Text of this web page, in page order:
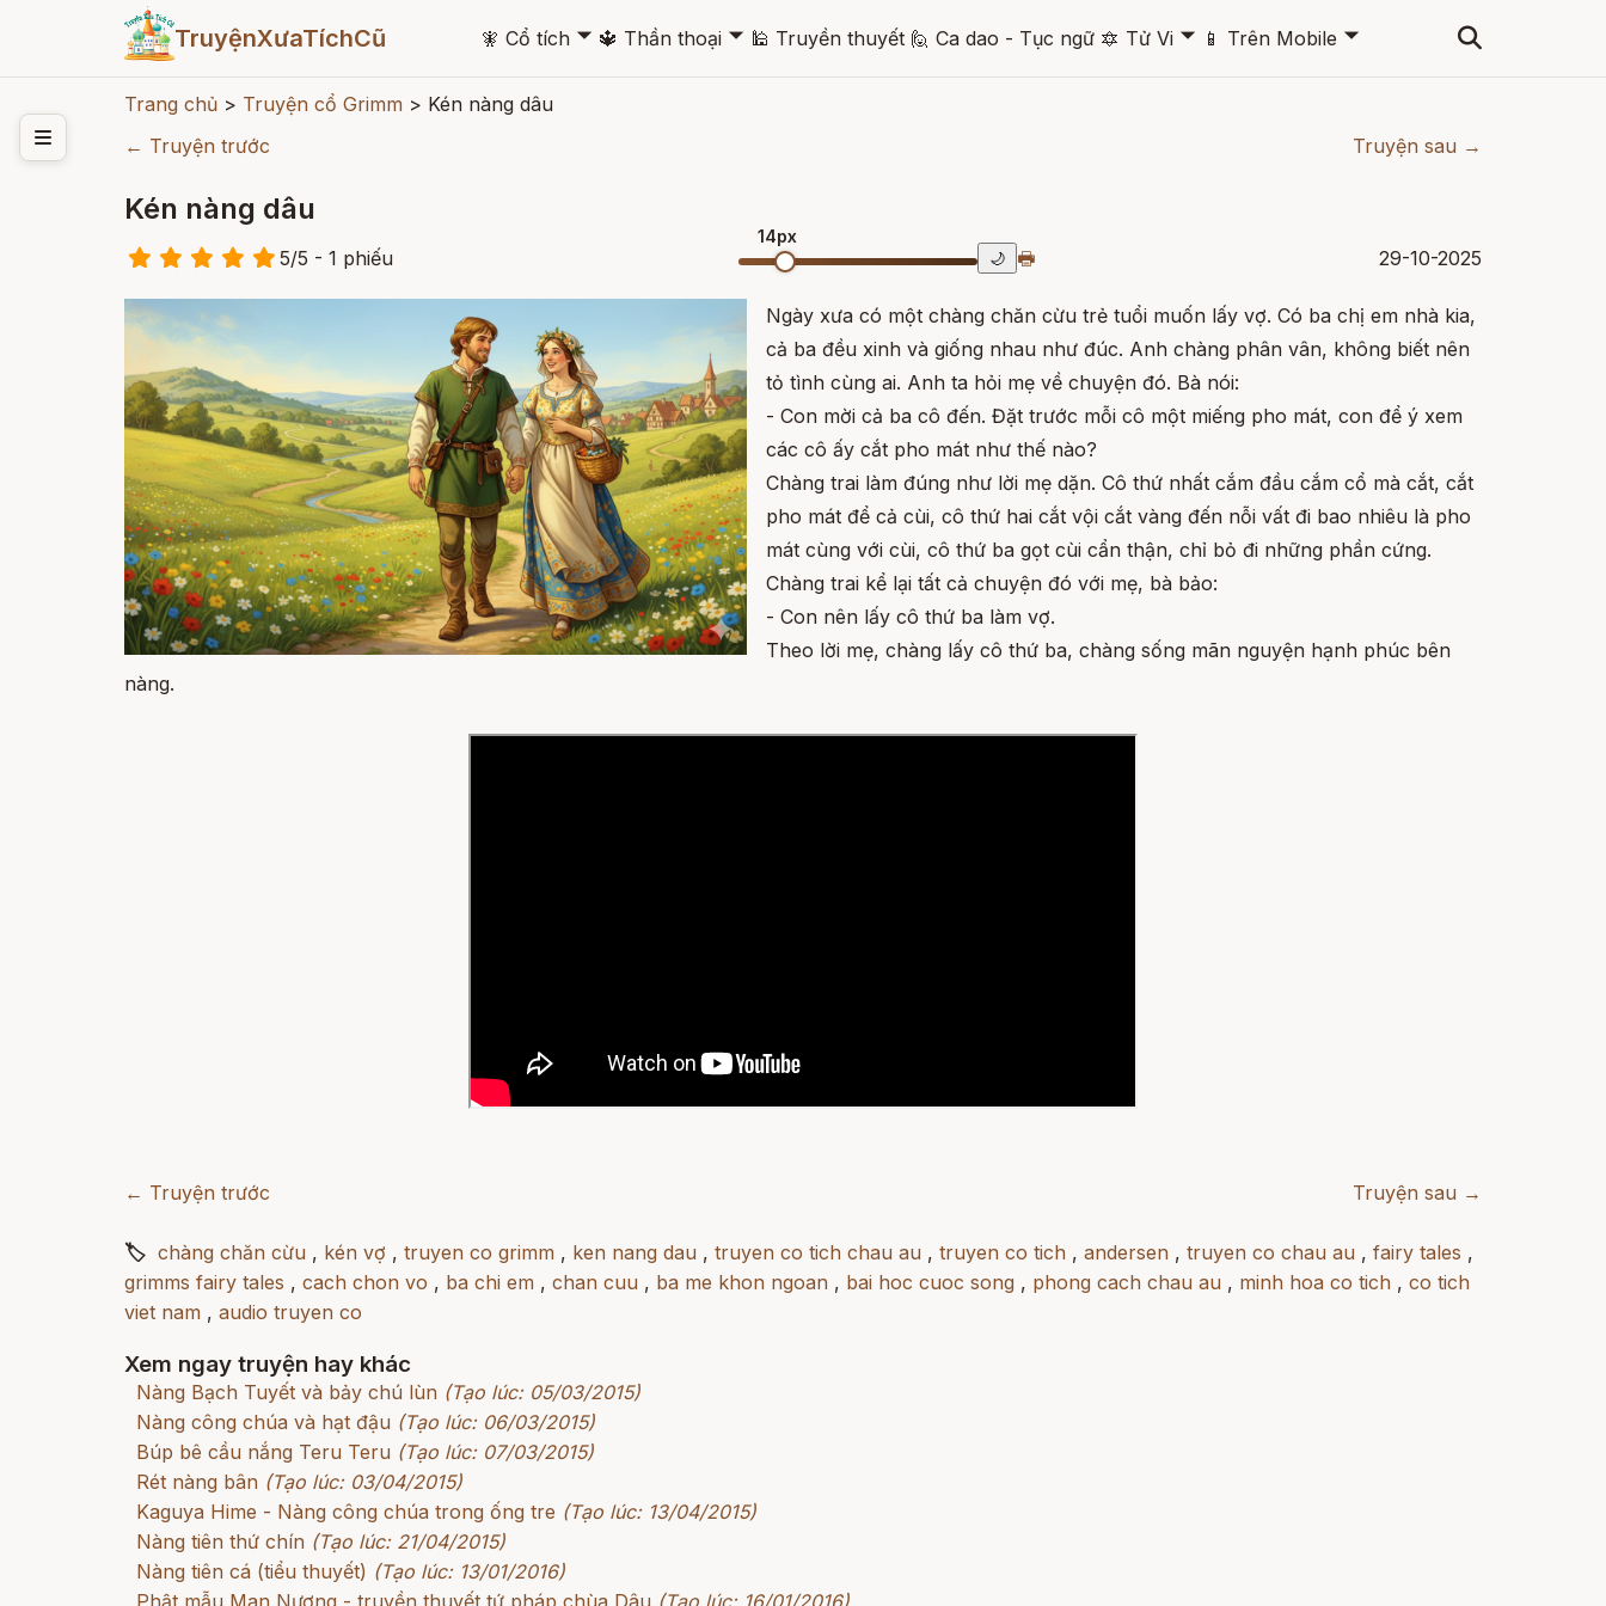
TruyệnXưaTíchCũ 🧚 Cổ tích 🞃 🔱 Thần thoại 🞃 🕌 Truyền thuyết 🙋 Ca dao - Tục ngữ 🔯 Tử Vi 🞃 📱 Trên Mobile 🞃
Trang chủ > Truyện cổ Grimm > Kén nàng dâu
← Truyện trước
Truyện sau →
Kén nàng dâu
5/5 - 1 phiếu
14px
🌙 🖶 29-10-2025
Ngày xưa có một chàng chăn cừu trẻ tuổi muốn lấy vợ. Có ba chị em nhà kia,
cả ba đều xinh và giống nhau như đúc. Anh chàng phân vân, không biết nên
tỏ tình cùng ai. Anh ta hỏi mẹ về chuyện đó. Bà nói:
- Con mời cả ba cô đến. Đặt trước mỗi cô một miếng pho mát, con để ý xem
các cô ấy cắt pho mát như thế nào?
Chàng trai làm đúng như lời mẹ dặn. Cô thứ nhất cắm đầu cắm cổ mà cắt, cắt
pho mát để cả cùi, cô thứ hai cắt vội cắt vàng đến nỗi vất đi bao nhiêu là pho
mát cùng với cùi, cô thứ ba gọt cùi cẩn thận, chỉ bỏ đi những phần cứng.
Chàng trai kể lại tất cả chuyện đó với mẹ, bà bảo:
- Con nên lấy cô thứ ba làm vợ.
Theo lời mẹ, chàng lấy cô thứ ba, chàng sống mãn nguyện hạnh phúc bên
nàng.
← Truyện trước Truyện sau →
🏷 chàng chăn cừu , kén vợ , truyen co grimm , ken nang dau , truyen co tich chau au , truyen co tich , andersen , truyen co chau au , fairy tales ,
grimms fairy tales , cach chon vo , ba chi em , chan cuu , ba me khon ngoan , bai hoc cuoc song , phong cach chau au , minh hoa co tich , co tich
viet nam , audio truyen co
Xem ngay truyện hay khác
Nàng Bạch Tuyết và bảy chú lùn (Tạo lúc: 05/03/2015)
Nàng công chúa và hạt đậu (Tạo lúc: 06/03/2015)
Búp bê cầu nắng Teru Teru (Tạo lúc: 07/03/2015)
Rét nàng bân (Tạo lúc: 03/04/2015)
Kaguya Hime - Nàng công chúa trong ống tre (Tạo lúc: 13/04/2015)
Nàng tiên thứ chín (Tạo lúc: 21/04/2015)
Nàng tiên cá (tiểu thuyết) (Tạo lúc: 13/01/2016)
Phật mẫu Man Nương - truyền thuyết tứ pháp chùa Dâu (Tạo lúc: 16/01/2016)